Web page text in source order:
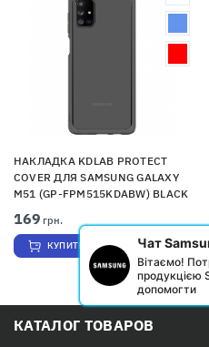
НАКЛАДКА KDLAB PROTECT
COVER ДЛЯ SAMSUNG GALAXY
M51 (GP-FPM515KDABW) BLACK
169 грн.
КУПИТЬ
КАТАЛОГ ТОВАРОВ
Чат
Вітаємо!
продукцією
допомогти